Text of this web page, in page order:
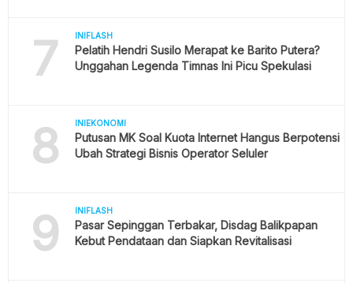
7 INIFLASH
Pelatih Hendri Susilo Merapat ke Barito Putera?
Unggahan Legenda Timnas Ini Picu Spekulasi
8 INIEKONOMI
Putusan MK Soal Kuota Internet Hangus Berpotensi
Ubah Strategi Bisnis Operator Seluler
9 INIFLASH
Pasar Sepinggan Terbakar, Disdag Balikpapan
Kebut Pendataan dan Siapkan Revitalisasi